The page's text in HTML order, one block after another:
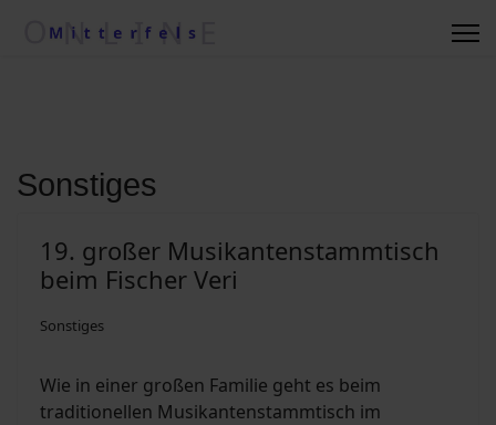
Wetterkiste
nach ....
Betriebe
Sonstiges
19. gro­ßer Mu­si­kan­ten­stamm­tisch
beim Fi­scher Ve­ri
Sonstiges
Wie in einer großen Familie geht es beim
traditionellen Musikantenstammtisch im